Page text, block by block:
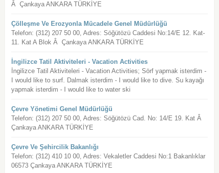
Â Çankaya ANKARA TÜRKİYE
Çölleşme Ve Erozyonla Mücadele Genel Müdürlüğü
Telefon: (312) 207 50 00, Adres: Söğütözü Caddesi No:14/E 12. Kat-
11. Kat A Blok Â Çankaya ANKARA TÜRKİYE
İngilizce Tatil Aktiviteleri - Vacation Activities
İngilizce Tatil Aktiviteleri - Vacation Activities; Sörf yapmak isterdim -
I would like to surf. Dalmak isterdim - I would like to dive. Su kayağı
yapmak isterdim - I would like to water ski
Çevre Yönetimi Genel Müdürlüğü
Telefon: (312) 207 50 00, Adres: Söğütözü Cad. No: 14/E 19. Kat Â
Çankaya ANKARA TÜRKİYE
Çevre Ve Şehircilik Bakanlığı
Telefon: (312) 410 10 00, Adres: Vekaletler Caddesi No:1 Bakanlıklar
06573 Çankaya ANKARA TÜRKİYE